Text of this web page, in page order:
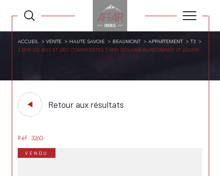
ACCUEIL VENTE HAUTE SAVOIE BEAUMONT APPARTEMENT
T3
2 MIN DU BUS ET DES COMMODITES 5 MIN DOUANE BARDONNEX ST JULIEN
Retour aux résultats
Réf : 3260-
VENDU